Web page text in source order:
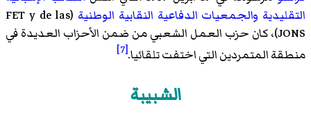
التقليدية والجمعيات الدفاعية النقابية الوطنية (FET y de las
JONS)، كان حزب العمل الشعبي من ضمن الأحزاب العديدة في
منطقة المتمردين التي اختفت تلقائيا.[7]
الشبيبة